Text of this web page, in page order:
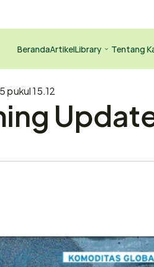
BerandaArtikelLibrary Tentang
pukul 15.12